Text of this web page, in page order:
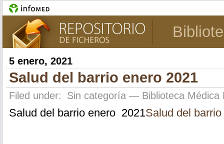
5 enero, 2021
Salud del barrio enero 2021
Filed under: Sin categoría— Biblioteca Médica
Salud del barrio enero 2021Salud del